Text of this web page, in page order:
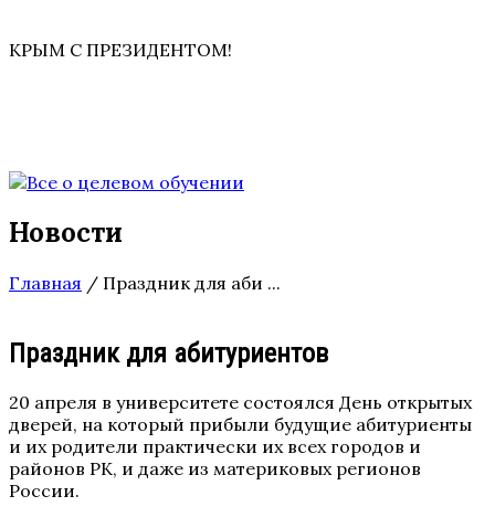
КРЫМ С ПРЕЗИДЕНТОМ!
Новости
Главная / Праздник для аби ...
Праздник для абитуриентов
20 апреля в университете состоялся День открытых
дверей, на который прибыли будущие абитуриенты
и их родители практически их всех городов и
районов РК, и даже из материковых регионов
России.